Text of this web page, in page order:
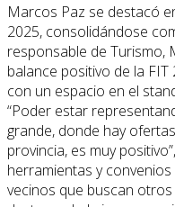
Marcos Paz se destacó
2025, consolidándose
responsable de Turismo,
balance positivo de la
con un espacio en el
“Poder estar
grande, donde hay
provincia, es muy
herramientas y
vecinos que buscan